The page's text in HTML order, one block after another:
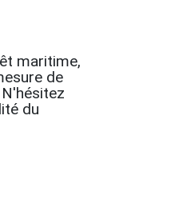
maritime,
de
du